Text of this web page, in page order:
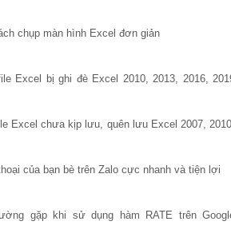
chụp màn hình Excel đơn giản
Excel bị ghi đè Excel 2010, 2013, 2016,
Excel chưa kịp lưu, quên lưu Excel 2007,
của bạn bè trên Zalo cực nhanh và tiện lợi
gặp khi sử dụng hàm RATE trên